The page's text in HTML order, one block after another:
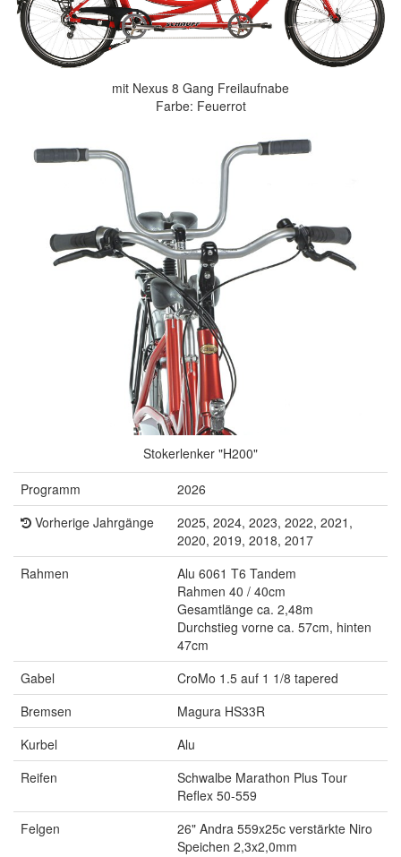
mit Nexus 8 Gang Freilaufnabe
Farbe: Feuerrot
Stokerlenker "H200"
Programm
2026
Vorherige Jahrgänge
2025, 2024, 2023, 2022, 2021,
2020, 2019, 2018, 2017
Rahmen
Alu 6061 T6 Tandem
Rahmen 40 / 40cm
Gesamtlänge ca. 2,48m
Durchstieg vorne ca. 57cm, hinten
47cm
Gabel
CroMo 1.5 auf 1 1/8 tapered
Bremsen
Magura HS33R
Kurbel
Alu
Reifen
Schwalbe Marathon Plus Tour
Reflex 50-559
Felgen
26" Andra 559x25c verstärkte Niro
Speichen 2,3x2,0mm